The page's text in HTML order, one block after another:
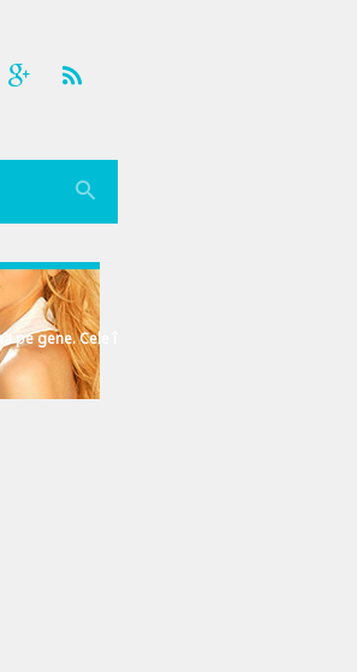
pe gene. Cele înscrise în ADN-ul femeiesc.